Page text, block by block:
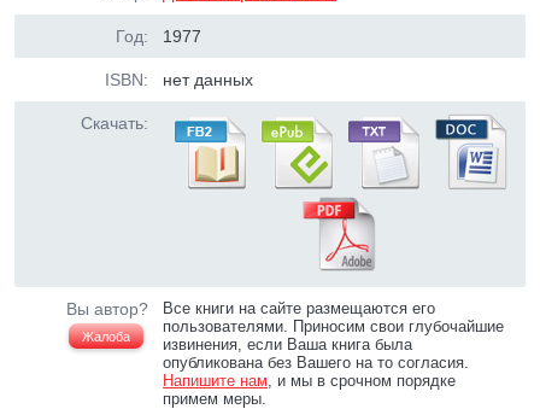
Год: 1977
ISBN: нет данных
Скачать:
Вы автор?
Жалоба
Все книги на сайте размещаются его
пользователями. Приносим свои глубочайшие
извинения, если Ваша книга была
опубликована без Вашего на то согласия.
Напишите нам, и мы в срочном порядке
примем меры.